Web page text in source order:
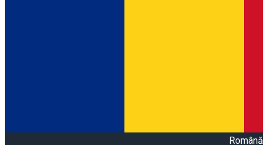
Română